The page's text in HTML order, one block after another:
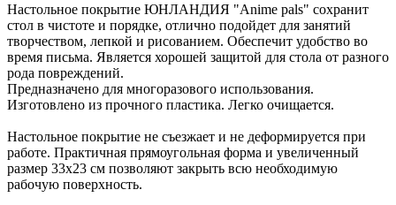
Настольное покрытие ЮНЛАНДИЯ "Anime pals" сохранит
стол в чистоте и порядке, отлично подойдет для занятий
творчеством, лепкой и рисованием. Обеспечит удобство во
время письма. Является хорошей защитой для стола от разного
рода повреждений.
Предназначено для многоразового использования.
Изготовлено из прочного пластика. Легко очищается.
Настольное покрытие не съезжает и не деформируется при
работе. Практичная прямоугольная форма и увеличенный
размер 33x23 см позволяют закрыть всю необходимую
рабочую поверхность.